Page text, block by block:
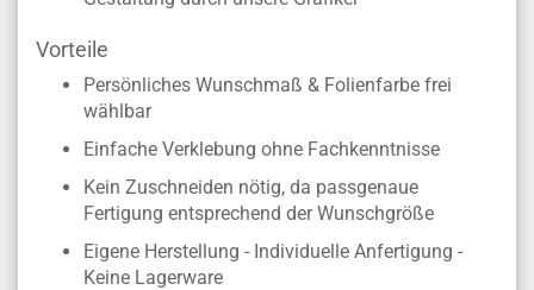
Vorteile
Persönliches Wunschmaß & Folienfarbe frei
wählbar
Einfache Verklebung ohne Fachkenntnisse
Kein Zuschneiden nötig, da passgenaue
Fertigung entsprechend der Wunschgröße
Eigene Herstellung - Individuelle Anfertigung -
Keine Lagerware